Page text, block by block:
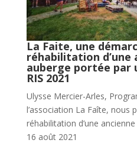
La Faite, une
réhabilitation d’une
auberge portée par
RIS 2021
Ulysse Mercier-Arles,
l’association La Faîte, nous
réhabilitation d’une
16 août 2021